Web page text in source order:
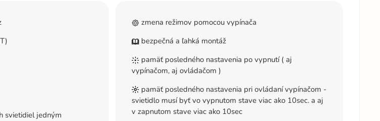
svietidiel jedným
zmena režimov pomocou vypínača
bezpečná a ľahká montáž
pamäť posledného nastavenia po vypnutí ( aj
vypínačom, aj ovládačom )
pamäť posledného nastavenia pri ovládaní vypínačom -
svietidlo musí byť vo vypnutom stave viac ako 10sec. a aj
v zapnutom stave viac ako 10sec